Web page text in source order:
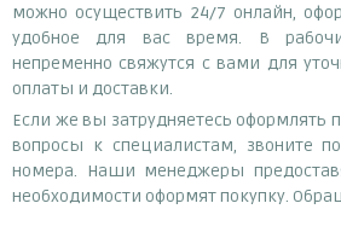
можно осуществить 24/7 онлайн,
удобное для вас время. В
непременно свяжутся с вами для
оплаты и доставки.
Если же вы затрудняетесь оформлять
вопросы к специалистам, звоните
номера. Наши менеджеры
необходимости оформят покупку.